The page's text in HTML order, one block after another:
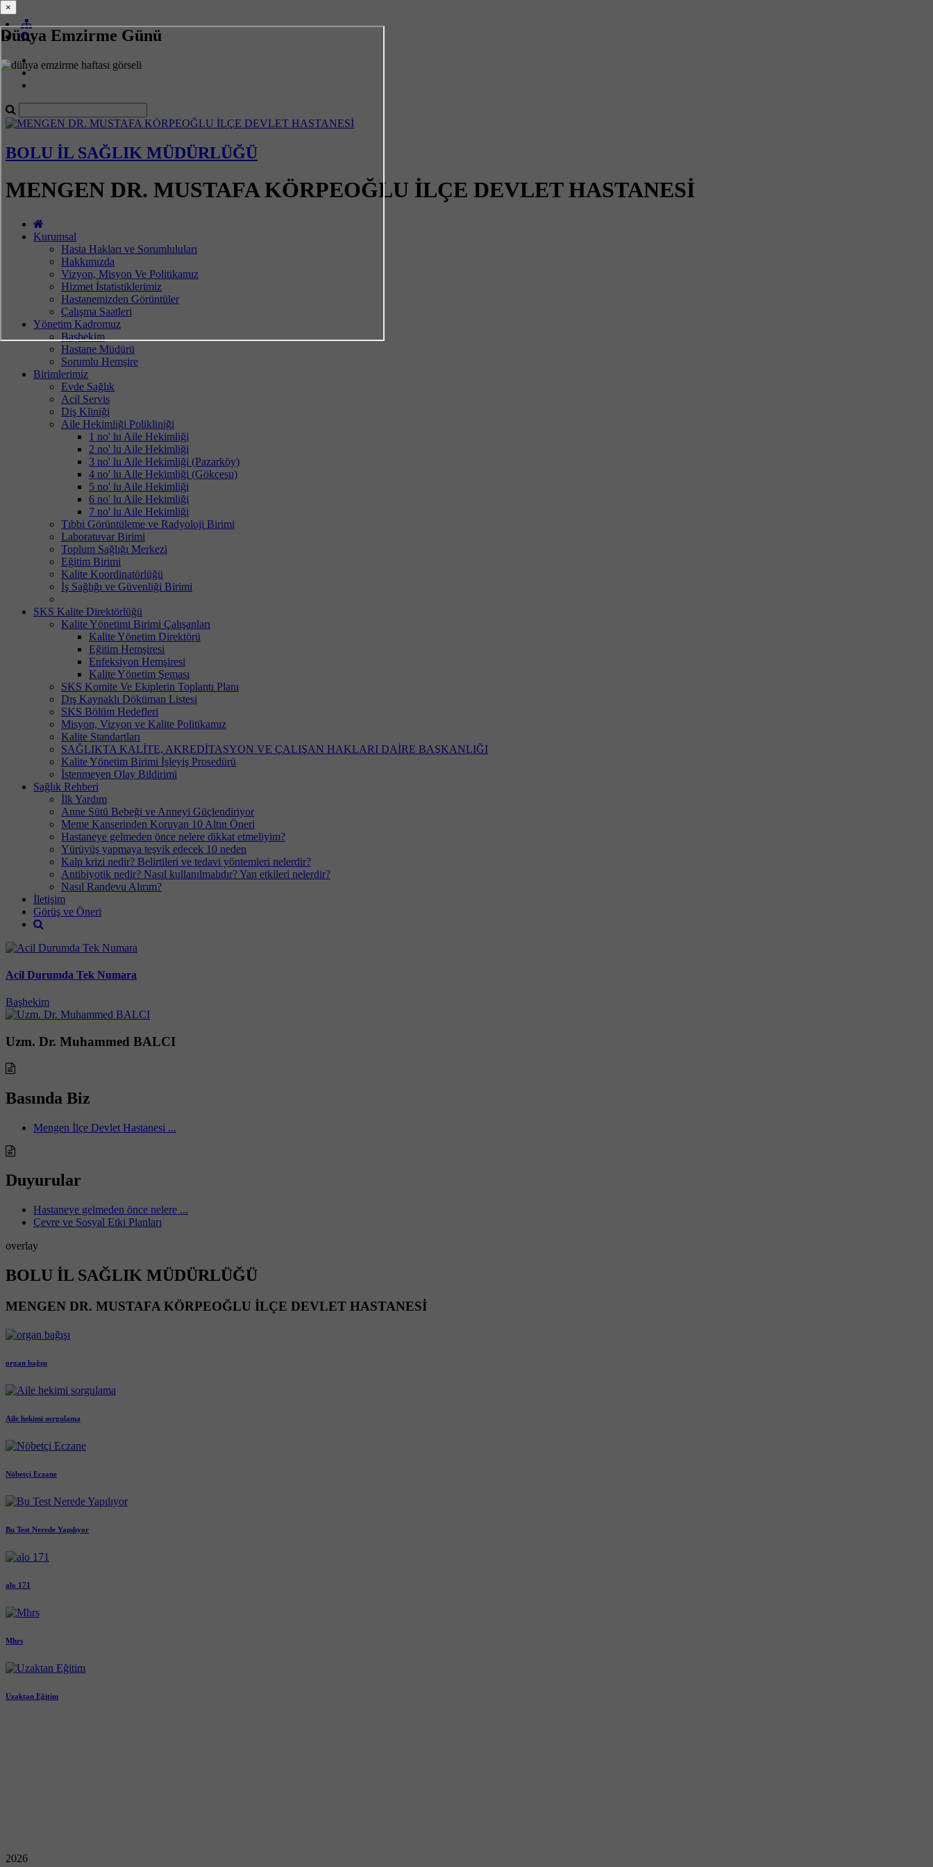
Dünya Emzirme Günü
BOLU İL SAĞLIK MÜDÜRLÜĞÜ
MENGEN DR. MUSTAFA KÖRPEOĞLU İLÇE DEVLET HASTANESİ
Kurumsal
Hasta Hakları ve Sorumluluları
Hakkımızda
Vizyon, Misyon Ve Politikamız
Hizmet İstatistiklerimiz
Hastanemizden Görüntüler
Çalışma Saatleri
Yönetim Kadromuz
Başhekim
Hastane Müdürü
Sorumlu Hemşire
Birimlerimiz
Evde Sağlık
Acil Servis
Diş Kliniği
Aile Hekimliği Polikliniği
1 no' lu Aile Hekimliği
2 no' lu Aile Hekimliği
3 no' lu Aile Hekimliği (Pazarköy)
4 no' lu Aile Hekimliği (Gökçesu)
5 no' lu Aile Hekimliği
6 no' lu Aile Hekimliği
7 no' lu Aile Hekimliği
Tıbbi Görüntüleme ve Radyoloji Birimi
Laboratuvar Birimi
Toplum Sağlığı Merkezi
Eğitim Birimi
Kalite Koordinatörlüğü
İş Sağlığı ve Güvenliği Birimi
SKS Kalite Direktörlüğü
Kalite Yönetimi Birimi Çalışanları
Kalite Yönetim Direktörü
Eğitim Hemşiresi
Enfeksiyon Hemşiresi
Kalite Yönetim Şeması
SKS Komite Ve Ekiplerin Toplantı Planı
Dış Kaynaklı Döküman Listesi
SKS Bölüm Hedefleri
Misyon, Vizyon ve Kalite Politikamız
Kalite Standartları
SAĞLIKTA KALİTE, AKREDİTASYON VE ÇALIŞAN HAKLARI DAİRE BAŞKANLIĞI
Kalite Yönetim Birimi İşleyiş Prosedürü
İstenmeyen Olay Bildirimi
Sağlık Rehberi
İlk Yardım
Anne Sütü Bebeği ve Anneyi Güçlendiriyor
Meme Kanserinden Koruyan 10 Altın Öneri
Hastaneye gelmeden önce nelere dikkat etmeliyim?
Yürüyüş yapmaya teşvik edecek 10 neden
Kalp krizi nedir? Belirtileri ve tedavi yöntemleri nelerdir?
Antibiyotik nedir? Nasıl kullanılmalıdır? Yan etkileri nelerdir?
Nasıl Randevu Alırım?
İletişim
Görüş ve Öneri
Acil Durumda Tek Numara
Başhekim
Uzm. Dr. Muhammed BALCI
Basında Biz
Mengen İlçe Devlet Hastanesi ...
Duyurular
Hastaneye gelmeden önce nelere ...
Çevre ve Sosyal Etki Planları
overlay
BOLU İL SAĞLIK MÜDÜRLÜĞÜ
MENGEN DR. MUSTAFA KÖRPEOĞLU İLÇE DEVLET HASTANESİ
organ bağışı
Aile hekimi sorgulama
Nöbetçi Eczane
Bu Test Nerede Yapılıyor
alo 171
Mhrs
Uzaktan Eğitim
2026
×